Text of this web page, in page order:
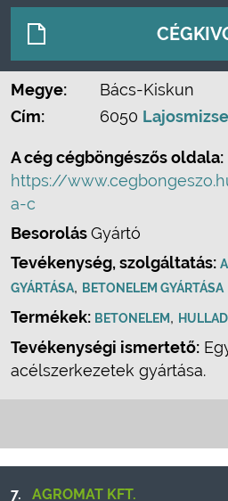
Megye:
Bács-Kiskun
Cím:
6050 Lajosmizse
A cég cégböngészős oldala:
https://
a-c
BesorolásGyártó
Tevékenység, szolgáltatás:
GYÁRTÁSA, BETONELEM GYÁRTÁSA
Termékek: BETONELEM,
Tevékenységi ismertető:
acélszerkezetek gyártása.
7. AGROMAT KFT.